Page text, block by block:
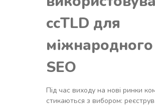
ccTLD для
міжнародного
SEO
Під час виходу на нові ринки
стикаються з вибором: